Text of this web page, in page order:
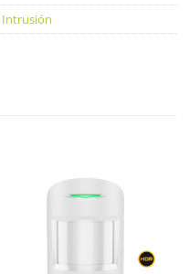
Intrusión